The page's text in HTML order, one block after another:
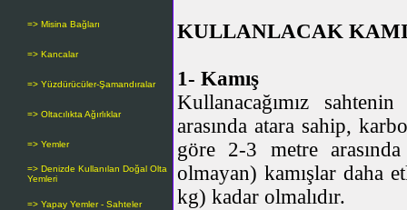
=> Misina Bağları
=> Kancalar
=> Yüzdürücüler-Şamandıralar
=> Oltacılıkta Ağırlıklar
=> Yemler
=> Denizde Kullanılan Doğal Olta
Yemleri
=> Yapay Yemler - Sahteler
KULLANLACAK
1- Kamış
Kullanacağımız
arasında atara sahip,
göre 2-3 metre
olmayan) kamışlar daha
kg) kadar olmalıdır.